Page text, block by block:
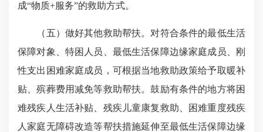
成“物质+服务”的救助方式。
（五）做好其他救助帮扶。对符合条件的最低生活
保障对象、特困人员、最低生活保障边缘家庭成员、刚
性支出困难家庭成员，可根据当地救助政策给予取暖补
贴、殡葬费用减免等救助帮扶。鼓励有条件的地方将困
难残疾人生活补贴、残疾儿童康复救助、困难重度残疾
人家庭无障碍改造等帮扶措施延伸至最低生活保障边缘